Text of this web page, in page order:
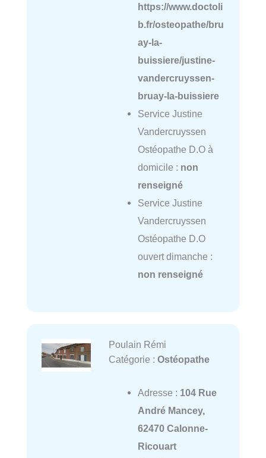
https://www.doctoli
b.fr/osteopathe/bru
ay-la-
buissiere/justine-
vandercruyssen-
bruay-la-buissiere
Service Justine
Vandercruyssen
Ostéopathe D.O à
domicile : non
renseigné
Service Justine
Vandercruyssen
Ostéopathe D.O
ouvert dimanche :
non renseigné
Poulain Rémi
Catégorie : Ostéopathe
Adresse : 104 Rue
André Mancey,
62470 Calonne-
Ricouart